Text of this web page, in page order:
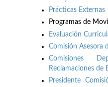
Prácticas Externas
Programas de
Evaluación
Comisión Asesora
Comisiones
Reclamaciones de
Presidente